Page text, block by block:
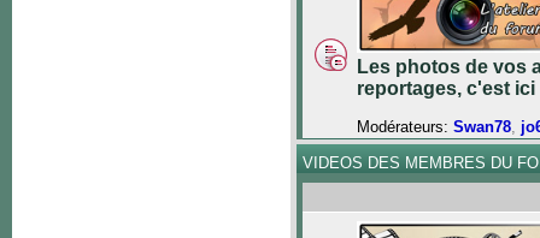
Les photos de vos
reportages, c'est ici
Modérateurs: Swan78,
VIDEOS DES MEMBRES DU